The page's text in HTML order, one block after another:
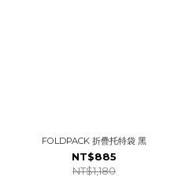
FOLDPACK 折疊托特袋 黑
NT$885
NT$1,180